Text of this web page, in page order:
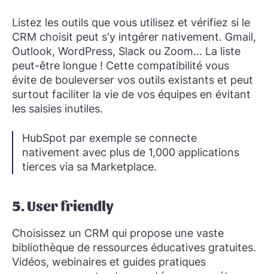
Listez les outils que vous utilisez et vérifiez si le
CRM choisit peut s'y intgérer nativement. Gmail,
Outlook, WordPress, Slack ou Zoom... La liste
peut-être longue ! Cette compatibilité vous
évite de bouleverser vos outils existants et peut
surtout faciliter la vie de vos équipes en évitant
les saisies inutiles.
HubSpot par exemple se connecte
nativement avec plus de 1,000 applications
tierces via sa Marketplace.
5. User friendly
Choisissez un CRM qui propose une vaste
bibliothèque de ressources éducatives gratuites.
Vidéos, webinaires et guides pratiques